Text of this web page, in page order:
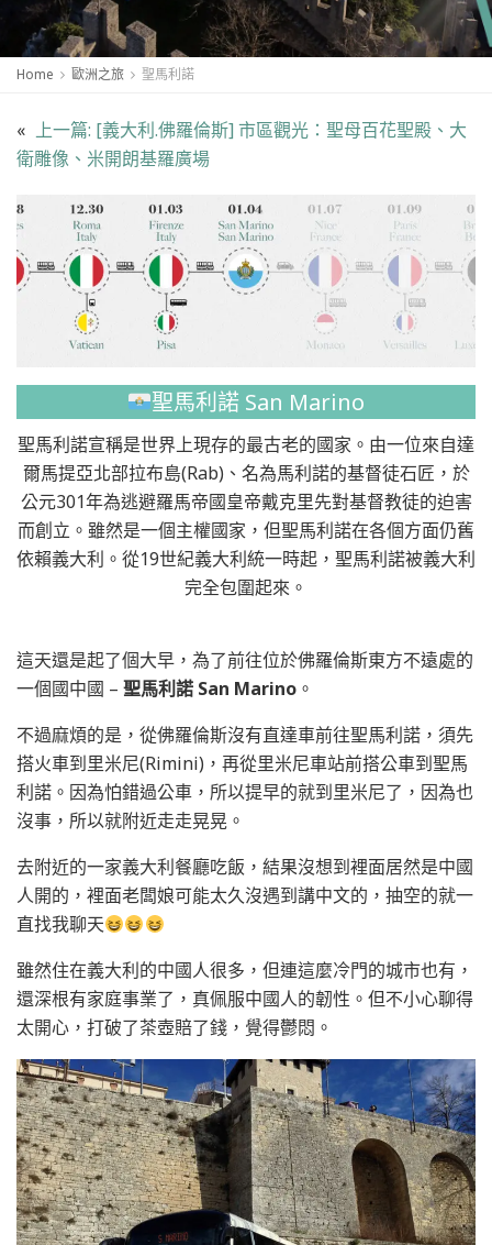
Home 歐洲之旅 聖馬利諾
« 上一篇: [義大利.佛羅倫斯] 市區觀光：聖母百花聖殿、大
衛雕像、米開朗基羅廣場
聖馬利諾 San Marino
聖馬利諾宣稱是世界上現存的最古老的國家。由一位來自達
爾馬提亞北部拉布島(Rab)、名為馬利諾的基督徒石匠，於
公元301年為逃避羅馬帝國皇帝戴克里先對基督教徒的迫害
而創立。雖然是一個主權國家，但聖馬利諾在各個方面仍舊
依賴義大利。從19世紀義大利統一時起，聖馬利諾被義大利
完全包圍起來。
這天還是起了個大早，為了前往位於佛羅倫斯東方不遠處的
一個國中國 – 聖馬利諾 San Marino 。
不過麻煩的是，從佛羅倫斯沒有直達車前往聖馬利諾，須先
搭火車到里米尼(Rimini)，再從里米尼車站前搭公車到聖馬
利諾。因為怕錯過公車，所以提早的就到里米尼了，因為也
沒事，所以就附近走走晃晃。
去附近的一家義大利餐廳吃飯，結果沒想到裡面居然是中國
人開的，裡面老闆娘可能太久沒遇到講中文的，抽空的就一
直找我聊天
雖然住在義大利的中國人很多，但連這麼冷門的城市也有，
還深根有家庭事業了，真佩服中國人的韌性。但不小心聊得
太開心，打破了茶壺賠了錢，覺得鬱悶。